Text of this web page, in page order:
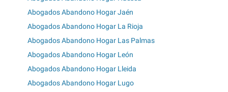
Abogados Abandono Hogar Jaén
Abogados Abandono Hogar La Rioja
Abogados Abandono Hogar Las Palmas
Abogados Abandono Hogar León
Abogados Abandono Hogar Lleida
Abogados Abandono Hogar Lugo